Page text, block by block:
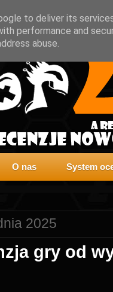
O nas System
2025
gry od
to deliver its
performance and
abuse.